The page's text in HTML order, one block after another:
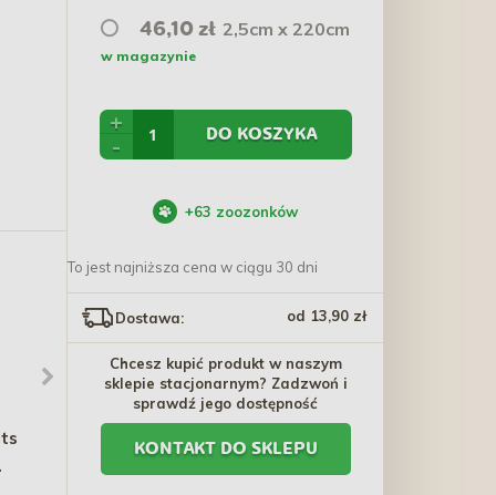
OASY Kot Kurczak z
serem 70g (puszka)
AMIPLAY Smycz
regulowana 6 in 1 Lincoln
46,10 zł 2,5cm x 220cm
w magazynie
+
-
DO KOSZYKA
+63 zoozonków
To jest najniższa cena w ciągu 30 dni
Dostawa: od 13,90 zł
Chcesz kupić produkt w naszym
sklepie stacjonarnym? Zadzwoń i
sprawdź jego dostępność
KONTAKT DO SKLEPU